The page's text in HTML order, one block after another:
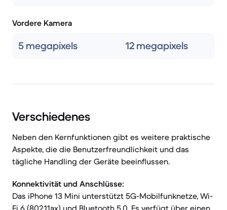
Vordere Kamera
5 megapixels 12 megapixels
Verschiedenes
Neben den Kernfunktionen gibt es weitere praktische
Aspekte, die die Benutzerfreundlichkeit und das
tägliche Handling der Geräte beeinflussen.
Konnektivität und Anschlüsse:
Das iPhone 13 Mini unterstützt 5G-Mobilfunknetze, Wi-
Fi 6 (802.11ax) und Bluetooth 5.0. Es verfügt über einen